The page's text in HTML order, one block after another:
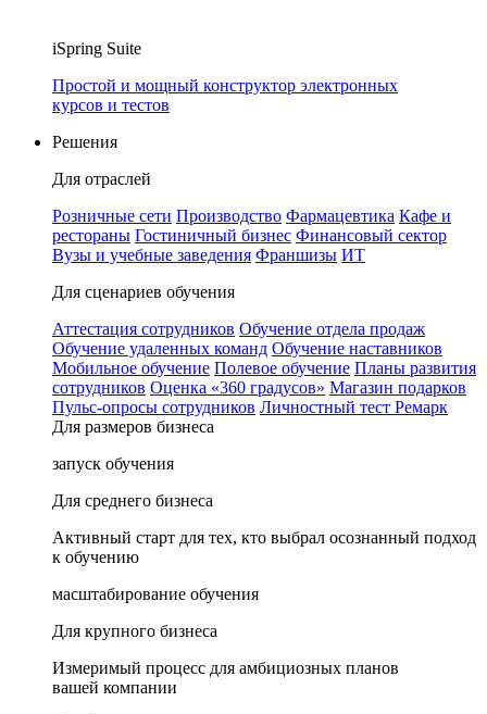
iSpring Suite
Простой и мощный конструктор электронных
курсов и тестов
Решения
Для отраслей
Розничные сети Производство Фармацевтика Кафе и
рестораны Гостиничный бизнес Финансовый сектор
Вузы и учебные заведения Франшизы ИТ
Для сценариев обучения
Аттестация сотрудников Обучение отдела продаж
Обучение удаленных команд Обучение наставников
Мобильное обучение Полевое обучение Планы развития
сотрудников Оценка «360 градусов» Магазин подарков
Пульс-опросы сотрудников Личностный тест Ремарк
Для размеров бизнеса
запуск обучения
Для среднего бизнеса
Активный старт для тех, кто выбрал осознанный подход
к обучению
масштабирование обучения
Для крупного бизнеса
Измеримый процесс для амбициозных планов
вашей компании